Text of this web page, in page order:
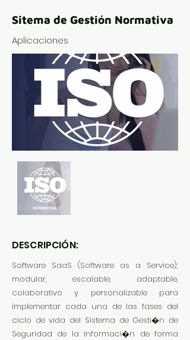
Sitema de Gestión Normativa
Aplicaciones
DESCRIPCIÓN:
Software SaaS (Software as a Service),
modular, escalable, adaptable,
colaborativo y personalizable para
implementar cada una de las fases del
ciclo de vida del Sistema de Gesti�n de
Seguridad de la Informaci�n de forma